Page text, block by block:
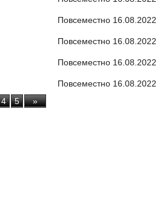
16.08.2022
Повсеместно
16.08.2022
Повсеместно
16.08.2022
Повсеместно
16.08.2022
Повсеместно
4 5 »